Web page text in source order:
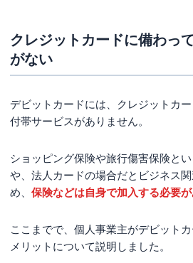
クレジットカードに備わっ
がない
デビットカードには、クレジットカ
付帯サービスがありません。
ショッピング保険や旅行傷害保険と
や、法人カードの場合だとビジネス
め、 保険などは自身で加入する必要
ここまでで、個人事業主がデビット
メリットについて説明しました。